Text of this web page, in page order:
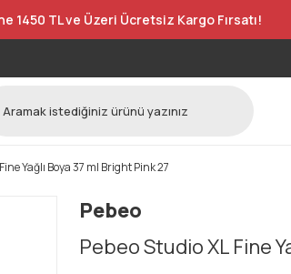
1450 TL ve Üzeri Ücretsiz Kargo Fırsatı!
Yağlı Boya 37 ml Bright Pink 27
Pebeo
Pebeo Studio XL Fine